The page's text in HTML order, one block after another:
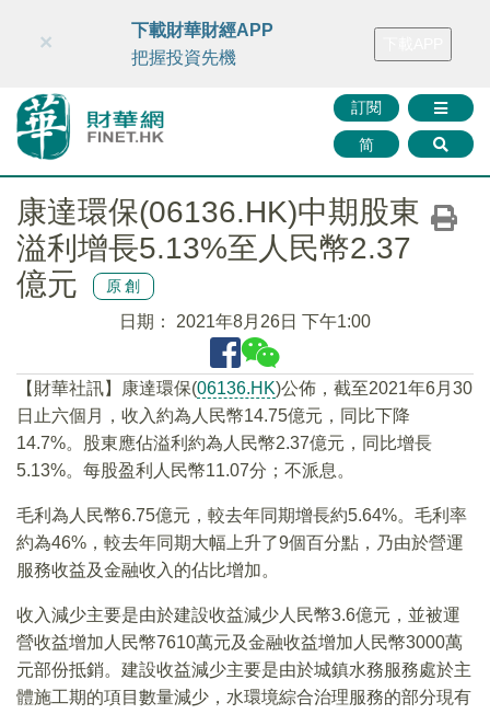
財華智庫網 FINTV FINMETA 財華證券 媒體矩陣
訂閱
简
×
下載財華財經APP
把握投資先機
康達環保(06136.HK)中期股東
溢利增長5.13%至人民幣2.37
億元
原創
日期： 2021年8月26日 下午1:00
【財華社訊】康達環保(06136.HK)公佈，截至2021年6月30
日止六個月，收入約為人民幣14.75億元，同比下降
14.7%。股東應佔溢利約為人民幣2.37億元，同比增長
5.13%。每股盈利人民幣11.07分；不派息。
毛利為人民幣6.75億元，較去年同期增長約5.64%。毛利率
約為46%，較去年同期大幅上升了9個百分點，乃由於營運
服務收益及金融收入的佔比增加。
收入減少主要是由於建設收益減少人民幣3.6億元，並被運
營收益增加人民幣7610萬元及金融收益增加人民幣3000萬
元部份抵銷。建設收益減少主要是由於城鎮水務服務處於主
體施工期的項目數量減少，水環境綜合治理服務的部分現有